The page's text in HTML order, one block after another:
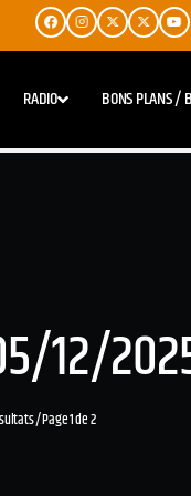
RADIO BONS PLANS /
12/
/ Page 1 de 2